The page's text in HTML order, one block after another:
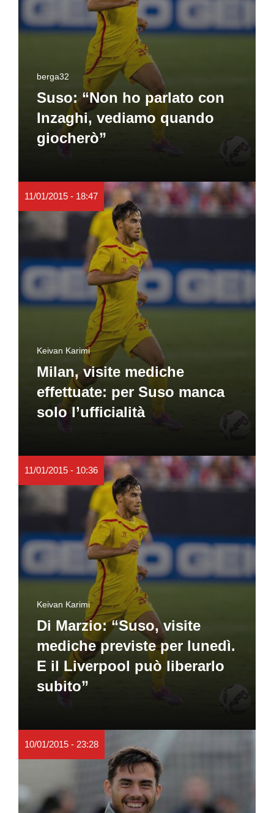
berga32
Suso: “Non ho parlato con
Inzaghi, vediamo quando
giocherò”
11/01/2015 - 18:47
Keivan Karimi
Milan, visite mediche
effettuate: per Suso manca
solo l’ufficialità
11/01/2015 - 10:36
Keivan Karimi
Di Marzio: “Suso, visite
mediche previste per lunedì.
E il Liverpool può liberarlo
subito”
10/01/2015 - 23:28